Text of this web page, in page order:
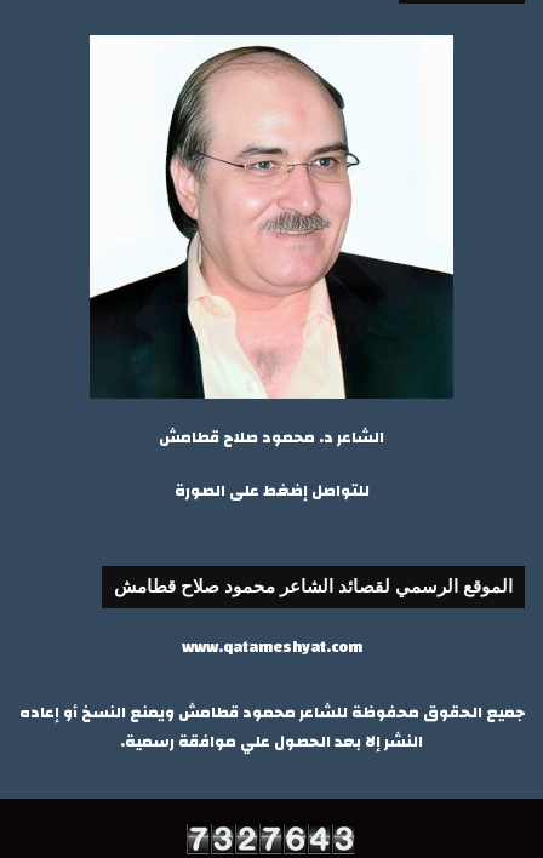
الشاعر د. محمود صلاح قطامش
للتواصل إضغط على الصورة
الموقع الرسمي لقصائد الشاعر محمود صلاح قطامش
www.qatameshyat.com
جميع الحقوق محفوظة للشاعر محمود قطامش ويمنع النسخ أو إعاده
النشر إلا بعد الحصول علي موافقة رسمية.